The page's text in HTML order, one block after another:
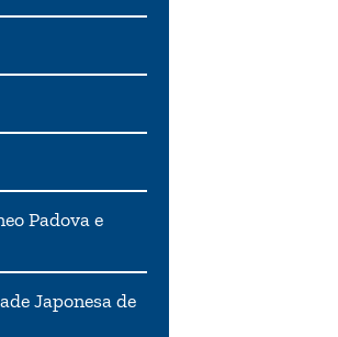
Padova e
Japonesa de